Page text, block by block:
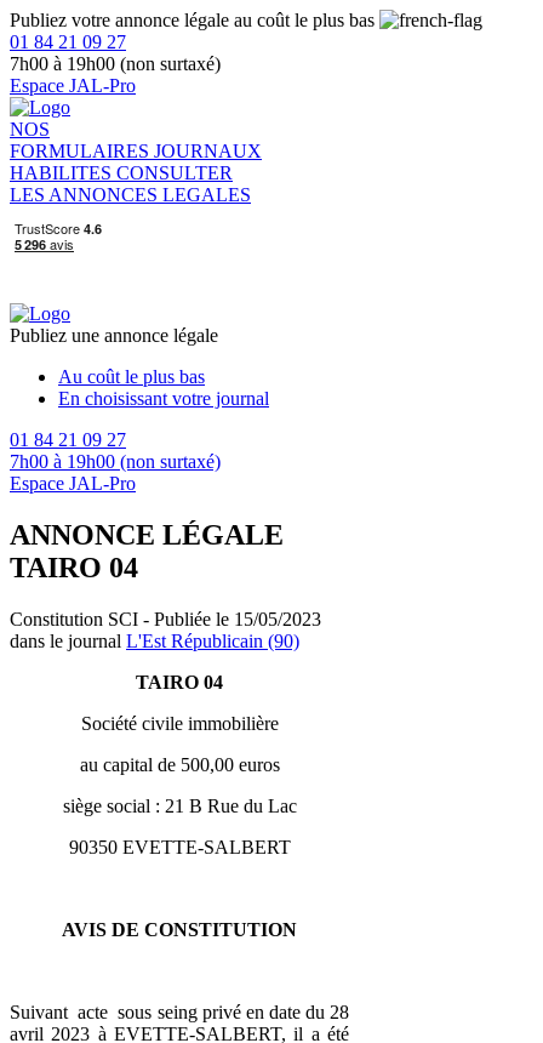
Publiez votre annonce légale au coût le plus bas
01 84 21 09 27
7h00 à 19h00 (non surtaxé)
Espace JAL-Pro
NOS
FORMULAIRES JOURNAUX
HABILITES CONSULTER
LES ANNONCES LEGALES
Publiez une annonce légale
Au coût le plus bas
En choisissant votre journal
01 84 21 09 27
7h00 à 19h00 (non surtaxé)
Espace JAL-Pro
ANNONCE LÉGALE
TAIRO 04
Constitution SCI - Publiée le 15/05/2023
dans le journal L'Est Républicain (90)
TAIRO 04
Société civile immobilière
au capital de 500,00 euros
siège social : 21 B Rue du Lac
90350 EVETTE-SALBERT
AVIS DE CONSTITUTION
Suivant acte sous seing privé en date du 28
avril 2023 à EVETTE-SALBERT, il a été